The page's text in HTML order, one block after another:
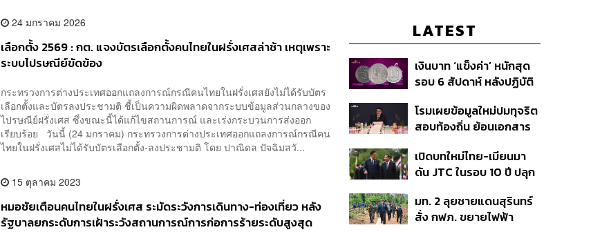
24 มกราคม 2026
เลือกตั้ง 2569 : กต. แจงบัตรเลือกตั้งคนไทยในฝรั่งเศสล่าช้า เหตุเพราะ
ระบบไปรษณีย์ขัดข้อง
กระทรวงการต่างประเทศออกแถลงการณ์กรณีคนไทยในฝรั่งเศสยังไม่ได้รับบัตร
เลือกตั้งและบัตรลงประชามติ ชี้เป็นความผิดพลาดจากระบบข้อมูลส่วนกลางของ
ไปรษณีย์ฝรั่งเศส ซึ่งขณะนี้ได้แก้ไขสถานการณ์ และเร่งกระบวนการส่งออก
เรียบร้อย วันนี้ (24 มกราคม) กระทรวงการต่างประเทศออกแถลงการณ์กรณีคน
ไทยในฝรั่งเศสไม่ได้รับบัตรเลือกตั้ง-ลงประชามติ โดย ปาณิดล ปัจฉิมสวั...
15 ตุลาคม 2023
หมอชัยเตือนคนไทยในฝรั่งเศส ระมัดระวังการเดินทาง-ท่องเที่ยว หลัง
รัฐบาลยกระดับการเฝ้าระวังสถานการณ์การก่อการร้ายระดับสูงสุด
LATEST
เงินบาท ‘แข็งค่า’ หนักสุด
รอบ 6 สัปดาห์ หลังปฏิบัติ
สหรัฐฯ-ญี่ปุ่น Standard
Chartered เปิดเป้าสิ้นปีนี้
ต่อดอลลาร์
โรมเผยข้อมูลใหม่ปมทุจริต
สอบท้องถิ่น ย้อนเอกสาร
อนุทิน จ่อสอบต่อเอี่ยว
ตัดตอน ม.บูรพา หรือไม่
เปิดบทใหม่ไทย-เมียนมา
ดัน JTC ในรอบ 10 ปี ปลุก
ชายแดน ท่าเรือน้ำลึก
ทวาย
มท. 2 ลุยชายแดนสุรินทร์
สั่ง กฟภ. ขยายไฟฟ้า